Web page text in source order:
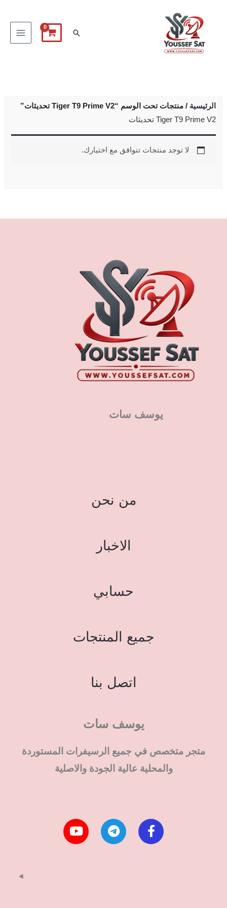
البحث
الرئيسية / منتجات تحت الوسم “Tiger T9 Prime V2 تحديثات”
Tiger T9 Prime V2 تحديثات
لا توجد منتجات تتوافق مع اختيارك.
يوسف سات
من نحن
الاخبار
حسابي
جميع المنتجات
اتصل بنا
يوسف سات
متجر متخصص في جميع الرسيفرات المستوردة
والمحلية عالية الجودة والاصلية